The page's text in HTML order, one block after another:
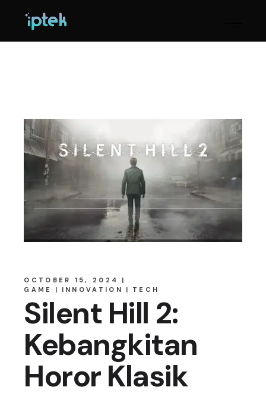
OCTOBER 15, 2024
GAME
INNOVATION TECH
Silent Hill 2:
Kebangkitan
Horor Klasik